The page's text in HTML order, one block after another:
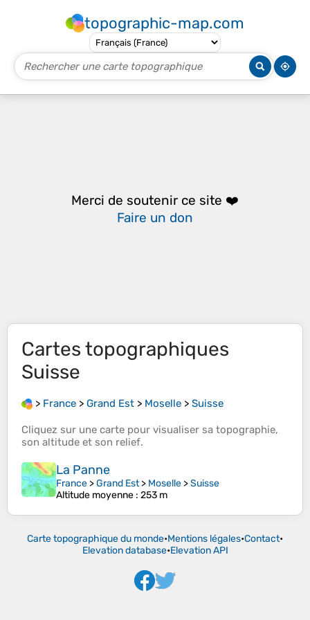
topographic-map.com
Merci de soutenir ce site ❤️
Faire un don
Cartes topographiques
Suisse
> France > Grand Est > Moselle > Suisse
Cliquez sur une carte pour visualiser sa topographie,
son altitude et son relief.
La Panne
France >Grand Est> Moselle >Suisse
Altitude moyenne : 253 m
Carte topographique du monde•Mentions légales•Contact•
Elevation database•Elevation API